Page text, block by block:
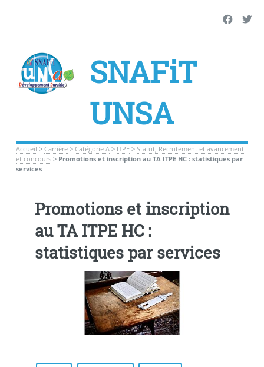
SNAFiT
UNSA
Accueil > Carrière> Catégorie A> ITPE> Statut, Recrutement et avancement
et concours> Promotions et inscription au TA ITPE HC : statistiques par
services
Promotions et inscription
au TA ITPE HC :
statistiques par services